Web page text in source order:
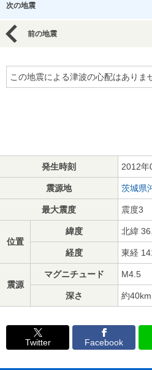
次の地震
前の地震
この地震による津波の心配はありま
発生時刻 2012年
震源地 茨城県
最大震度 震度3
位置
緯度 北緯
経度 東経
震源
マグニチュード M4.5
深さ 約40km
Twitter Facebook